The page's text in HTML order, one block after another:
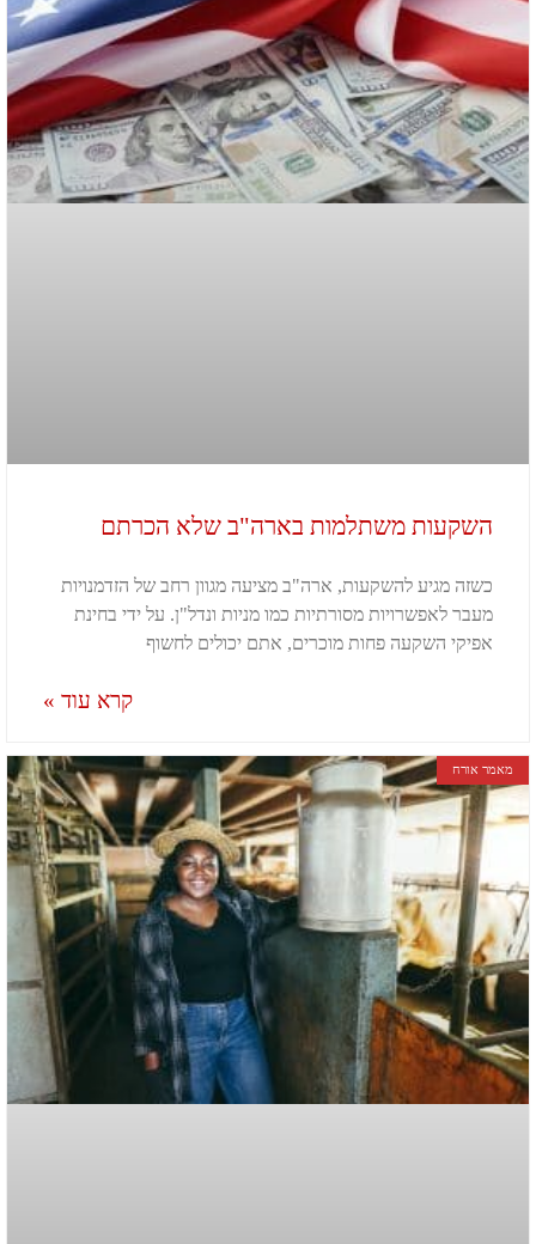
השקעות משתלמות בארה"ב שלא הכרתם
כשזה מגיע להשקעות, ארה"ב מציעה מגוון רחב של הזדמנויות
מעבר לאפשרויות מסורתיות כמו מניות ונדל"ן. על ידי בחינת
אפיקי השקעה פחות מוכרים, אתם יכולים לחשוף
קרא עוד »
מאמר אורח